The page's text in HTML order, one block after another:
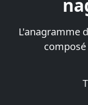
L'anagramme